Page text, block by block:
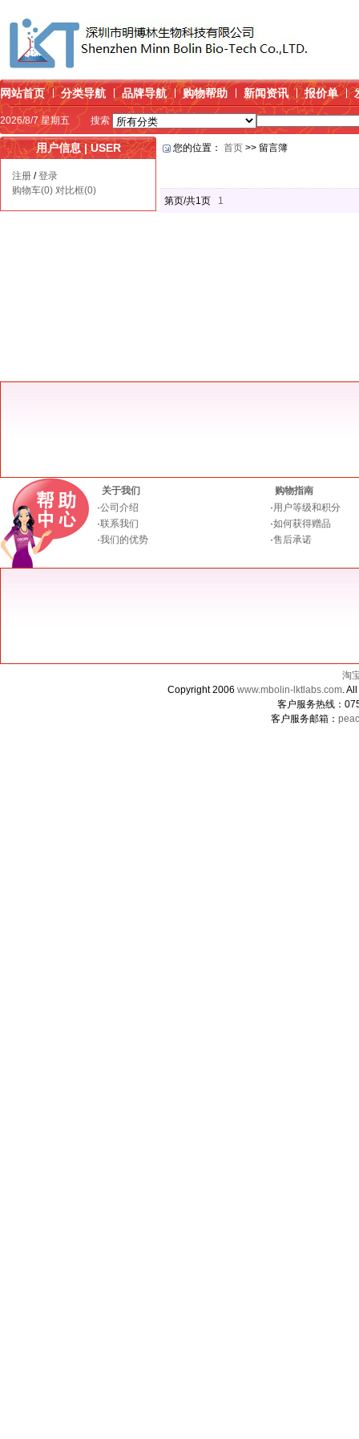
网站首页 分类导航 品牌导航 购物帮助 新闻资讯 报价单
2026/8/7 星期五 搜索
用户信息 | USER
注册 /登录
购物车(0) 对比框(0)
您的位置： 首页 >> 留言簿
第页/共1页 1
关于我们
·公司介绍
·联系我们
·我们的优势
购物指南
·用户等级和积分
·如何获得赠品
·售后承诺
淘
Copyright 2006 www.mbolin-lktlabs.com.
客户服务热线：
客户服务邮箱：